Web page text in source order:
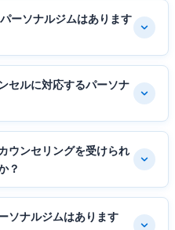
ーソナルジムはあります
セルに対応するパーソナ
ウンセリングを受けられ
？
ソナルジムはあります